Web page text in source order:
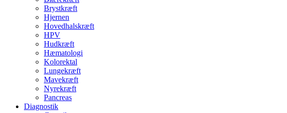
Brystkræft
Hjernen
Hovedhalskræft
HPV
Hudkræft
Hæmatologi
Kolorektal
Lungekræft
Mavekræft
Nyrekræft
Pancreas
Diagnostik